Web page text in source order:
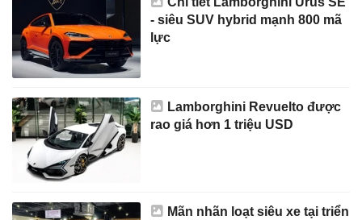
- siêu SUV hybrid mạnh 800 mã
lực
Lamborghini Revuelto được
rao giá hơn 1 triệu USD
Mãn nhãn loạt siêu xe tại triển